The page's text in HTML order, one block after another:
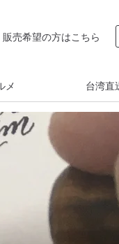
販売希望の方はこちら
メ 台湾直